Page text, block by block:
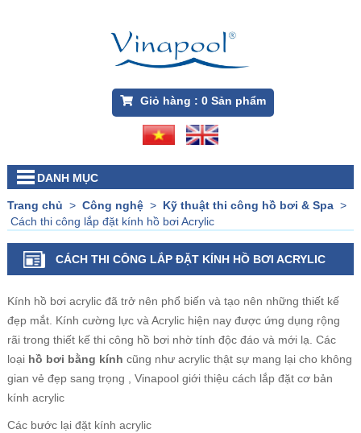
Giỏ hàng : 0Sản phẩm
DANH MỤC
Trang chủ > Công nghệ> Kỹ thuật thi công hồ bơi & Spa>
Cách thi công lắp đặt kính hồ bơi Acrylic
CÁCH THI CÔNG LẮP ĐẶT KÍNH HỒ BƠI ACRYLIC
Kính hồ bơi acrylic đã trở nên phổ biến và tạo nên những thiết kế
đẹp mắt. Kính cường lực và Acrylic hiện nay được ứng dụng rộng
rãi trong thiết kế thi công hồ bơi nhờ tính độc đáo và mới lạ. Các
loại hồ bơi bằng kính cũng như acrylic thật sự mang lại cho không
gian vẻ đẹp sang trọng , Vinapool giới thiệu cách lắp đặt cơ bản
kính acrylic
Các bước lại đặt kính acrylic